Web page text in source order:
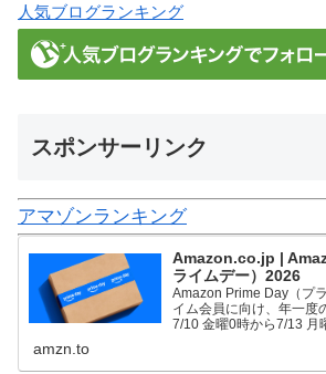
人気ブログランキング
スポンサーリンク
アマゾンランキング
Amazon.co.jp |
ライムデー）2026
Amazon Prime Day（プ
イム会員に向け、年一度
7/10 金曜0時から7/13 月
amzn.to